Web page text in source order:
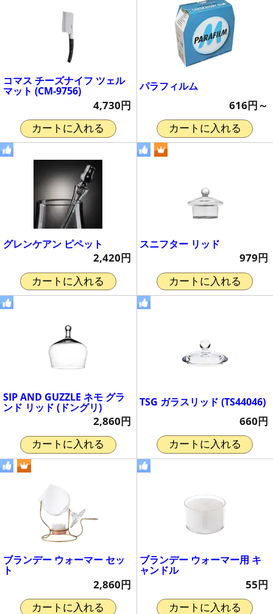
コマス チーズナイフ ツェル
マット (CM-9756)
4,730円
カートに入れる
パラフィルム
616円～
カートに入れる
グレンケアン ピペット
2,420円
カートに入れる
スニフター リッド
979円
カートに入れる
SIP AND GUZZLE ネモ グラ
ンド リッド (ドングリ)
2,860円
カートに入れる
TSG ガラスリッド (TS44046)
660円
カートに入れる
ブランデー ウォーマー セッ
ト
2,860円
カートに入れる
ブランデー ウォーマー用 キ
ャンドル
55円
カートに入れる